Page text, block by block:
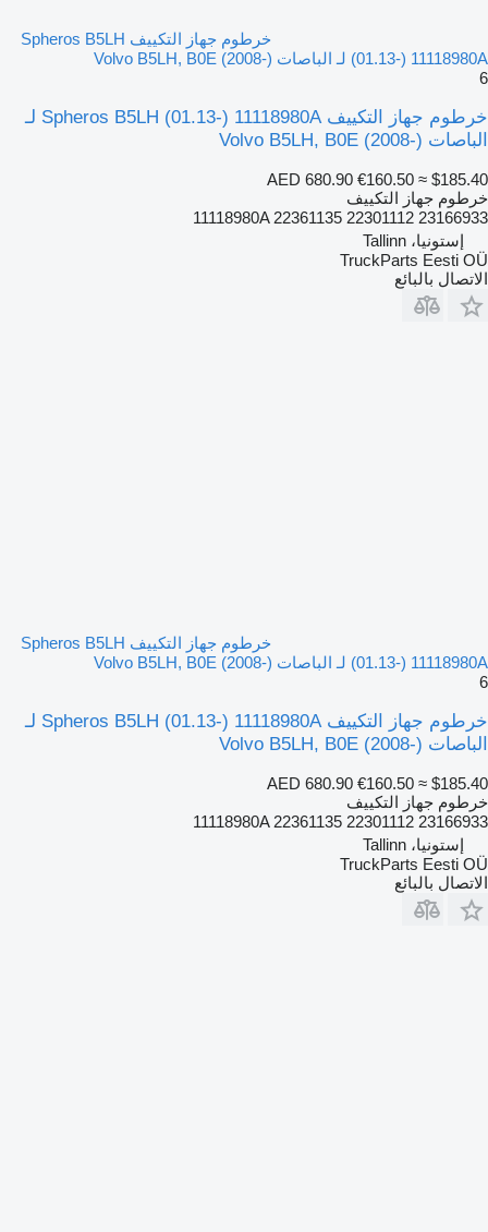
خرطوم جهاز التكييف Spheros B5LH
(01.13-) 11118980A لـ الباصات Volvo B5LH, B0E (2008-)
6
خرطوم جهاز التكييف Spheros B5LH (01.13-) 11118980A لـ
الباصات Volvo B5LH, B0E (2008-)
AED 680.90 €160.50 ≈ $185.40
خرطوم جهاز التكييف
11118980A 22361135 22301112 23166933
إستونيا، Tallinn
TruckParts Eesti OÜ
الاتصال بالبائع
خرطوم جهاز التكييف Spheros B5LH
(01.13-) 11118980A لـ الباصات Volvo B5LH, B0E (2008-)
6
خرطوم جهاز التكييف Spheros B5LH (01.13-) 11118980A لـ
الباصات Volvo B5LH, B0E (2008-)
AED 680.90 €160.50 ≈ $185.40
خرطوم جهاز التكييف
11118980A 22361135 22301112 23166933
إستونيا، Tallinn
TruckParts Eesti OÜ
الاتصال بالبائع